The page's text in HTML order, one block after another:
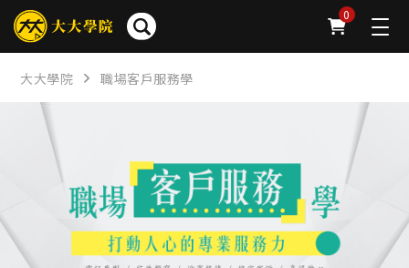
0
簡介 章節 問卷 FAQ
大大學院 職場客戶服務學